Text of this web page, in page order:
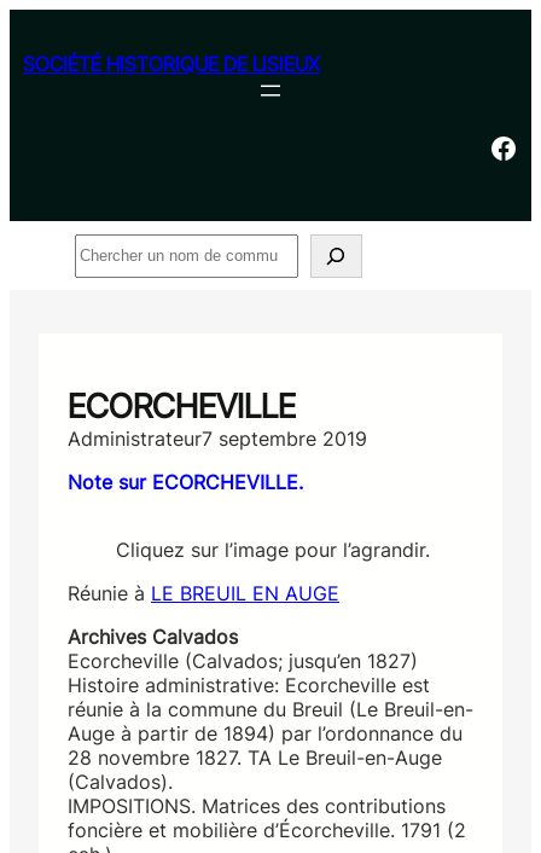
contenu
SOCIÉTÉ HISTORIQUE DE LISIEUX
Facebook
Rechercher
ECORCHEVILLE
Administrateur7 septembre 2019
Note sur ECORCHEVILLE.
Cliquez sur l’image pour l’agrandir.
Réunie à LE BREUIL EN AUGE
Archives Calvados
Ecorcheville (Calvados; jusqu’en 1827)
Histoire administrative: Ecorcheville est
réunie à la commune du Breuil (Le Breuil-en-
Auge à partir de 1894) par l’ordonnance du
28 novembre 1827. TA Le Breuil-en-Auge
(Calvados).
IMPOSITIONS. Matrices des contributions
foncière et mobilière d’Écorcheville. 1791 (2